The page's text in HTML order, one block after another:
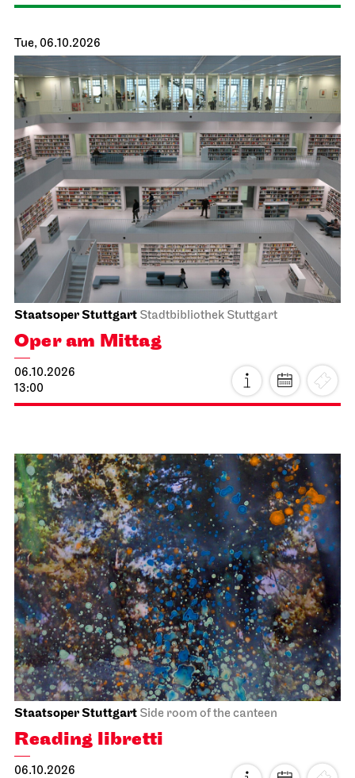
Tue, 06.10.2026
Staatsoper Stuttgart Stadtbibliothek Stuttgart
Oper am Mittag
06.10.2026
13:00
Staatsoper Stuttgart Side room of the canteen
Reading libretti
06.10.2026